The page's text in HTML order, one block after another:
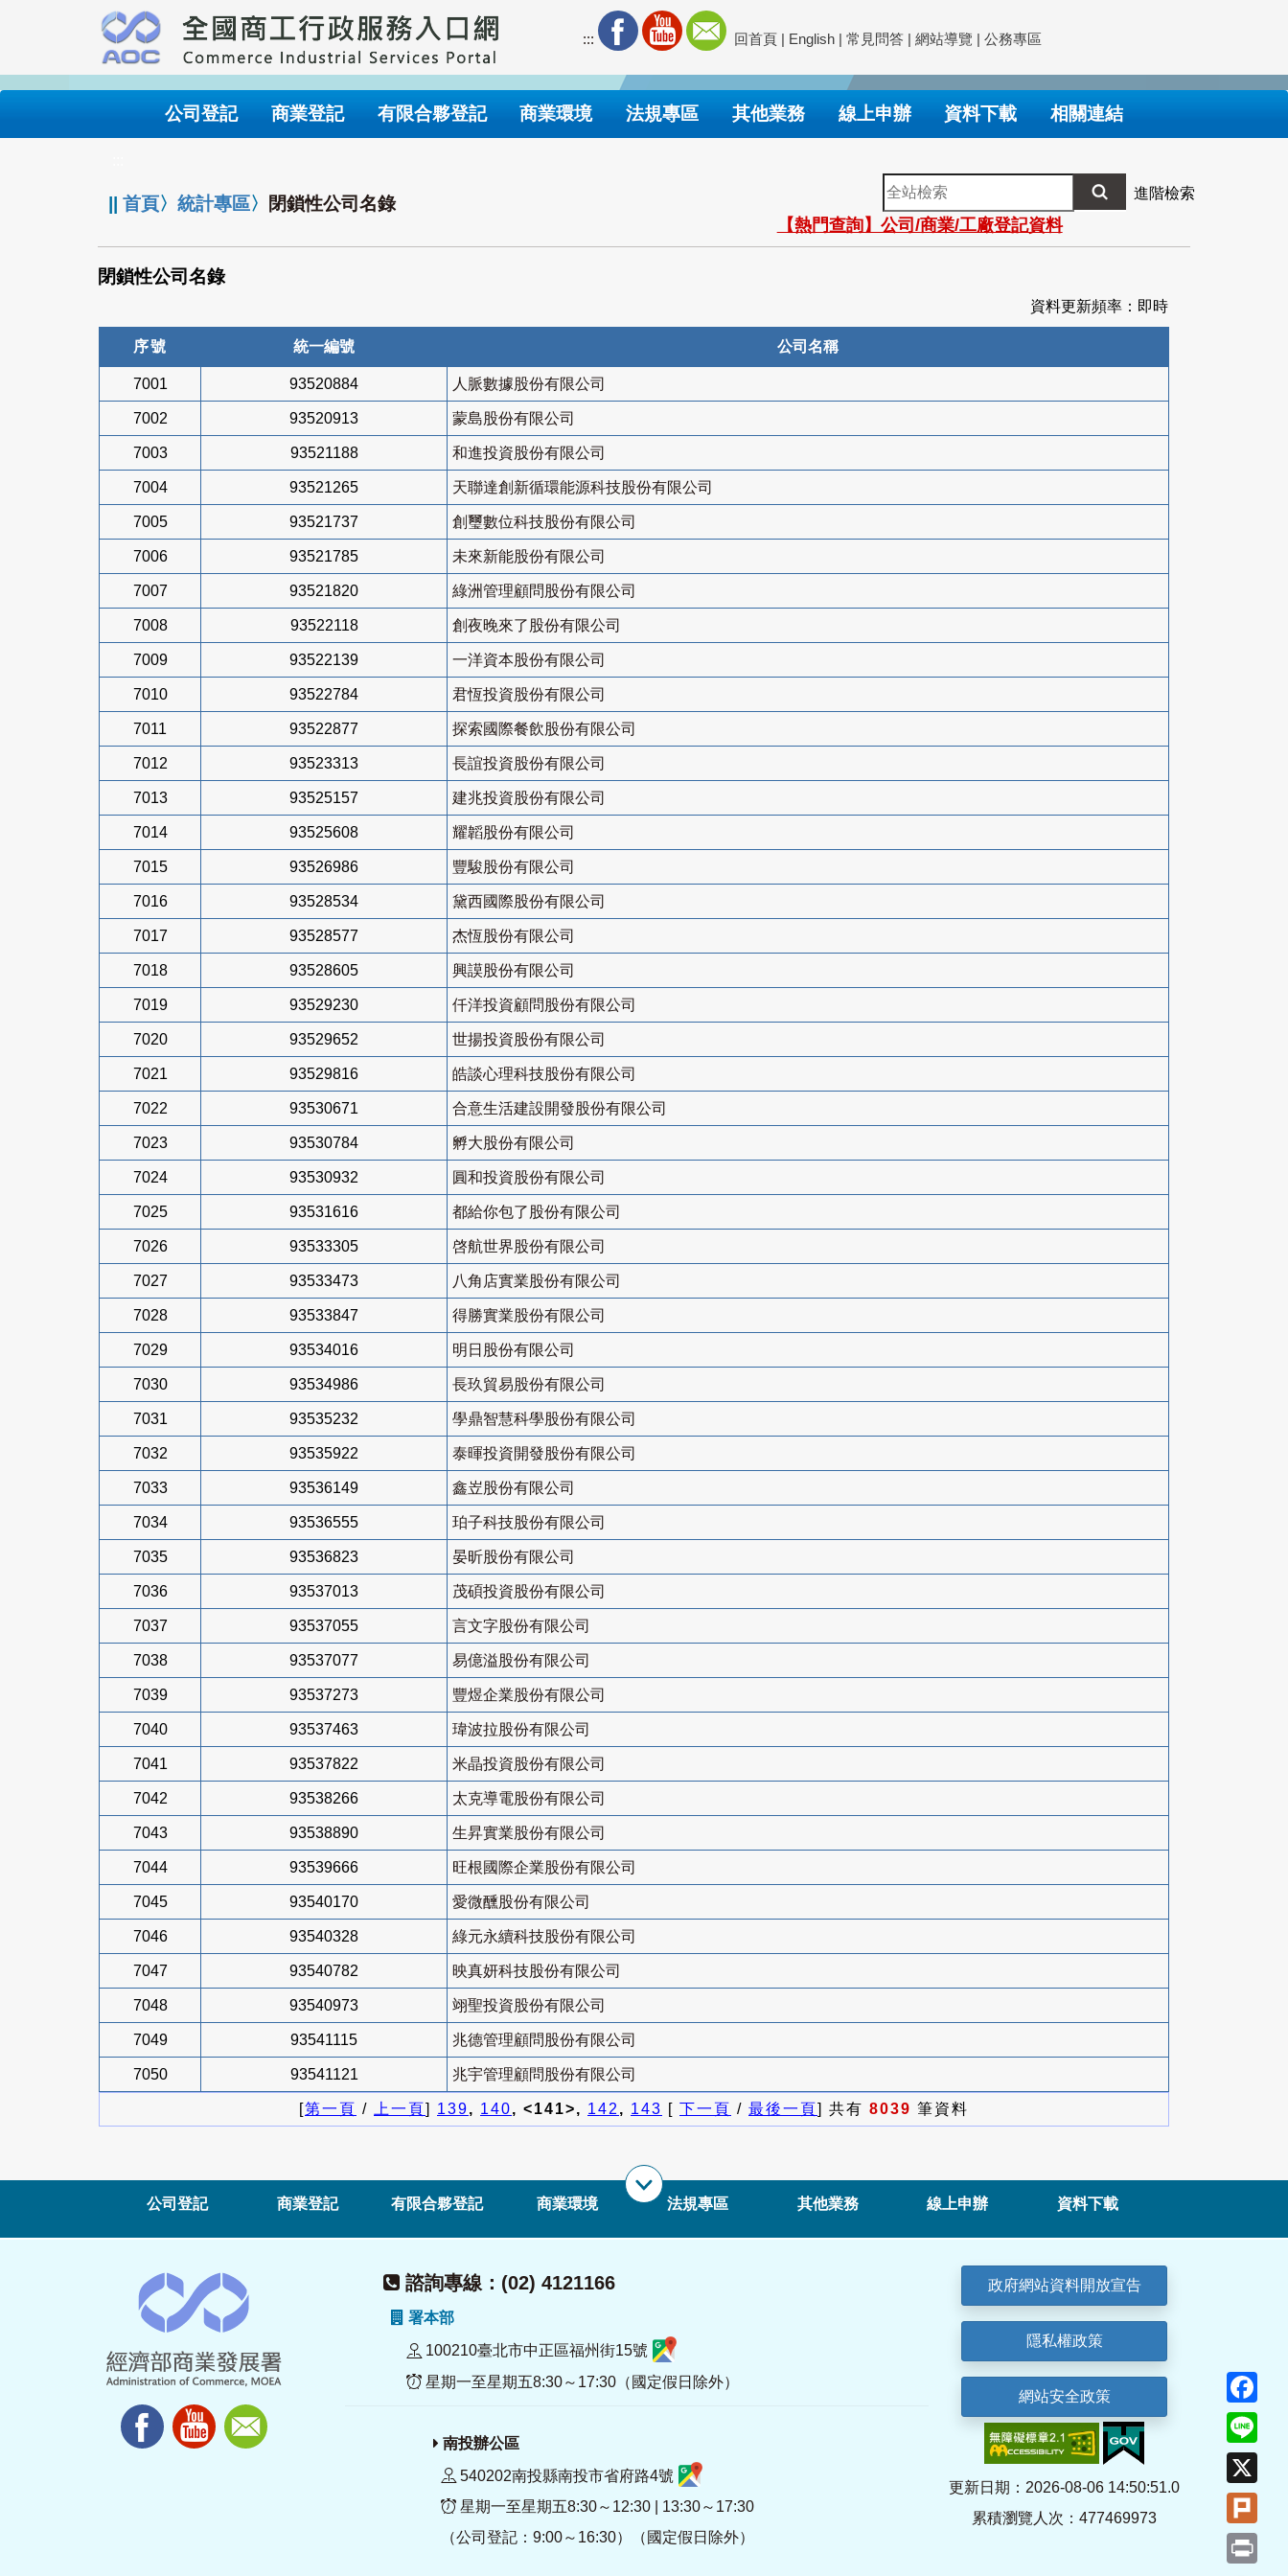
要
內
::: 回首頁 | English | 常見問答 | 網站導覽 | 公務專區
公司登記 商業登記 有限合夥登記 商業環境 法規專區 其他業務 線上申辦 資料下載 相關連結
||首頁〉統計專區〉 閉鎖性公司名錄
全
站
檢
索
進階檢索
【熱門查詢】公司/商業/工廠登記資料
閉鎖性公司名錄
資料更新頻率：即時
序號 統一編號 公司名稱
7001 93520884 人脈數據股份有限公司
7002 93520913 蒙島股份有限公司
7003 93521188 和進投資股份有限公司
7004 93521265 天聯達創新循環能源科技股份有限公司
7005 93521737 創璽數位科技股份有限公司
7006 93521785 未來新能股份有限公司
7007 93521820 綠洲管理顧問股份有限公司
7008 93522118 創夜晚來了股份有限公司
7009 93522139 一洋資本股份有限公司
7010 93522784 君恆投資股份有限公司
7011 93522877 探索國際餐飲股份有限公司
7012 93523313 長誼投資股份有限公司
7013 93525157 建兆投資股份有限公司
7014 93525608 耀韜股份有限公司
7015 93526986 豐駿股份有限公司
7016 93528534 黛西國際股份有限公司
7017 93528577 杰恆股份有限公司
7018 93528605 興謨股份有限公司
7019 93529230 仟洋投資顧問股份有限公司
7020 93529652 世揚投資股份有限公司
7021 93529816 皓談心理科技股份有限公司
7022 93530671 合意生活建設開發股份有限公司
7023 93530784 孵大股份有限公司
7024 93530932 圓和投資股份有限公司
7025 93531616 都給你包了股份有限公司
7026 93533305 啓航世界股份有限公司
7027 93533473 八角店實業股份有限公司
7028 93533847 得勝實業股份有限公司
7029 93534016 明日股份有限公司
7030 93534986 長玖貿易股份有限公司
7031 93535232 學鼎智慧科學股份有限公司
7032 93535922 泰暉投資開發股份有限公司
7033 93536149 鑫岦股份有限公司
7034 93536555 珀子科技股份有限公司
7035 93536823 晏昕股份有限公司
7036 93537013 茂碩投資股份有限公司
7037 93537055 言文字股份有限公司
7038 93537077 易億溢股份有限公司
7039 93537273 豐煜企業股份有限公司
7040 93537463 瑋波拉股份有限公司
7041 93537822 米晶投資股份有限公司
7042 93538266 太克導電股份有限公司
7043 93538890 生昇實業股份有限公司
7044 93539666 旺根國際企業股份有限公司
7045 93540170 愛微醺股份有限公司
7046 93540328 綠元永續科技股份有限公司
7047 93540782 映真妍科技股份有限公司
7048 93540973 翊聖投資股份有限公司
7049 93541115 兆德管理顧問股份有限公司
7050 93541121 兆宇管理顧問股份有限公司
[第一頁 / 上一頁] 139, 140, <141>, 142, 143 [ 下一頁 / 最後一頁] 共有 8039 筆資料
公司登記 商業登記 有限合夥登記 商業環境 法規專區 其他業務 線上申辦 資料下載
諮詢專線：(02) 4121166
署本部
100210臺北市中正區福州街15號
星期一至星期五8:30～17:30（國定假日除外）
南投辦公區
540202南投縣南投市省府路4號
星期一至星期五8:30～12:30 | 13:30～17:30
（公司登記：9:00～16:30）（國定假日除外）
政府網站資料開放宣告
隱私權政策
網站安全政策
更新日期：2026-08-06 14:50:51.0
累積瀏覽人次：477469973